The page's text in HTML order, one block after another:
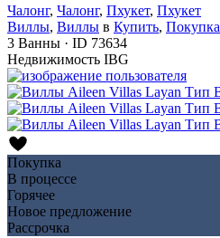
Чалонг, Чалонг, Пхукет, Пхукет
Виллы, Виллы в Купить, Покупка
3 Ванны · ID 73634
Недвижимость IBG
Покупка
В процессе
Горячее
Новое предложение
Рассрочка